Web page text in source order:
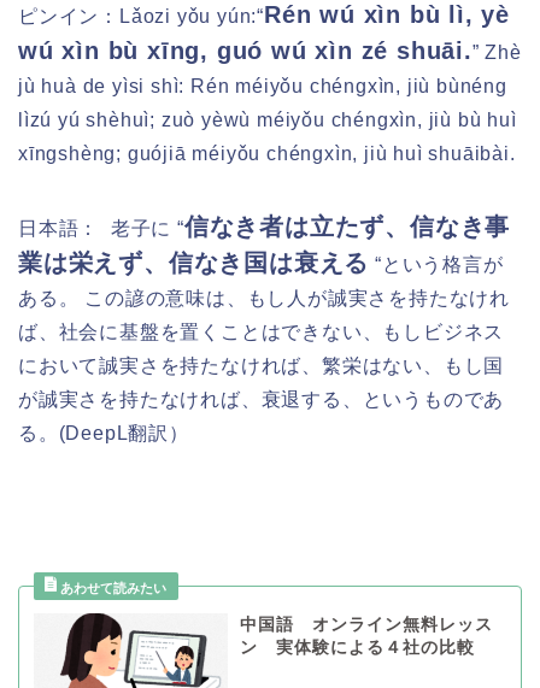
ピンイン： Lǎozi yǒu yún:“Rén wú xìn bù lì, yè
wú xìn bù xīng, guó wú xìn zé shuāi.” Zhè
jù huà de yìsi shì: Rén méiyǒu chéngxìn, jiù bùnéng
lìzú yú shèhuì; zuò yèwù méiyǒu chéngxìn, jiù bù huì
xīngshèng; guójiā méiyǒu chéngxìn, jiù huì shuāibài.
日本語： 老子に “信なき者は立たず、信なき事
業は栄えず、信なき国は衰える “という格言が
ある。 この諺の意味は、もし人が誠実さを持たなけれ
ば、社会に基盤を置くことはできない、もしビジネス
において誠実さを持たなければ、繁栄はない、もし国
が誠実さを持たなければ、衰退する、というものであ
る。 (DeepL翻訳）
中国語 オンライン無料レッス
ン 実体験による４社の比較